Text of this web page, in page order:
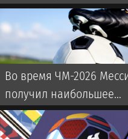
обыграть «Краснодар»
Во время ЧМ-2026
получил наибольшее
количество угроз